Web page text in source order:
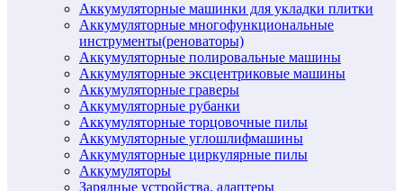
Аккумуляторные машинки для укладки плитки
Аккумуляторные многофункциональные
инструменты(реноваторы)
Аккумуляторные полировальные машины
Аккумуляторные эксцентриковые машины
Аккумуляторные граверы
Аккумуляторные рубанки
Аккумуляторные торцовочные пилы
Аккумуляторные углошлифмашины
Аккумуляторные циркулярные пилы
Аккумуляторы
Зарядные устройства, адаптеры